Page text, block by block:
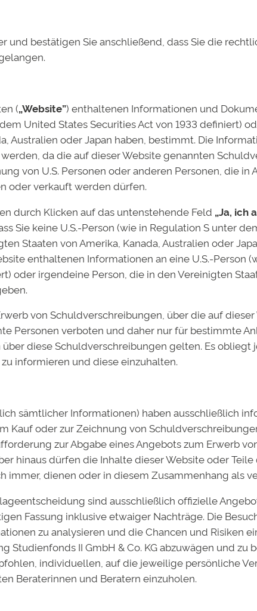
geförderten Studenten am
lernen die studentischen Zuhörer auch etwas
Arbeitswelt zu Kernkompetenzen werden.
Ausbildung auch Orientierung in berufspraktischen
den Studienfonds der Deutschen Bildung gefördert werden,
auf den Berufseinstieg vorbereitet. „Den Schwerpunkt
auch glückliches Berufsleben zu starten“, sagt Hofmann.
auch das Interesse an Stressmanagement stark
gestressten Studenten“, sagt Hofmann. Verschulte Curricula,
für Studenten.
Ziel, Studenten in ihrer Persönlichkeit zu stärken
zu machen. „Die Online-Seminare sind
aus“, sagt Hofmann.
WissenPlus, in dessen Rahmen das
geförderten Studenten, was das Investment
können die Anleihe der Deutschen Bildung
zu tätigen.
und bestätigen Sie anschließend, dass Sie die
(„Website”) enthaltenen Informationen und
United States Securities Act von 1933 definiert)
Australien oder Japan haben, bestimmt. Die
da die auf dieser Website genannten
von U.S. Personen oder anderen Personen, die in
oder verkauft werden dürfen.
durch Klicken auf das untenstehende Feld „Ja,
Sie keine U.S.-Person (wie in Regulation S unter
Staaten von Amerika, Kanada, Australien oder
enthaltenen Informationen an eine U.S.-Person
oder irgendeine Person, die in den Vereinigten
von Schuldverschreibungen, über die auf
Personen verboten und daher nur für bestimmte
diese Schuldverschreibungen gelten. Es obliegt
informieren und diese einzuhalten.
sämtlicher Informationen) haben ausschließlich
Kauf oder zur Zeichnung von
zur Abgabe eines Angebots zum Erwerb
hinaus dürfen die Inhalte dieser Website oder
immer, dienen oder in diesem Zusammenhang als
sind ausschließlich offizielle
Fassung inklusive etwaiger Nachträge. Die
zu analysieren und die Chancen und Risiken
Studienfonds II GmbH & Co. KG abzuwägen und zu
individuellen, auf die jeweilige persönliche
Beraterinnen und Beratern einzuholen.